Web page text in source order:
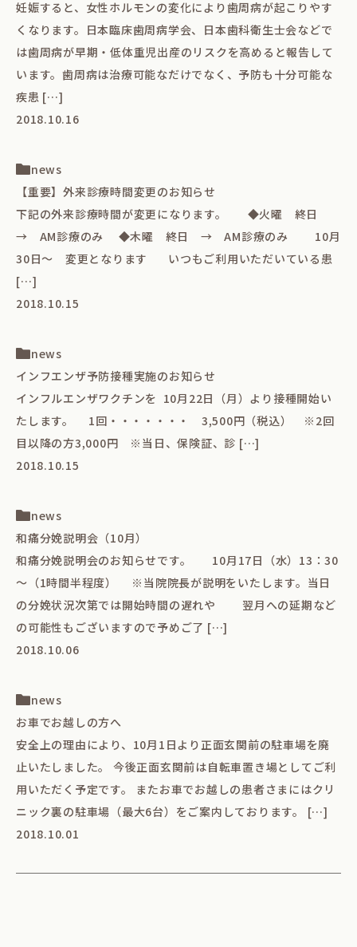
妊娠すると、女性ホルモンの変化により歯周病が起こりやす
くなります。日本臨床歯周病学会、日本歯科衛生士会などで
は歯周病が早期・低体重児出産のリスクを高めると報告して
います。歯周病は治療可能なだけでなく、予防も十分可能な
疾患 […]
2018.10.16
news
【重要】外来診療時間変更のお知らせ
下記の外来診療時間が変更になります。 ◆火曜 終日
→ AM診療のみ ◆木曜 終日 → AM診療のみ 10月
30日～ 変更となります いつもご利用いただいている患
[…]
2018.10.15
news
インフエンザ予防接種実施のお知らせ
インフルエンザワクチンを 10月22日（月）より接種開始い
たします。 1回・・・・・・・ 3,500円（税込） ※2回
目以降の方3,000円 ※当日、保険証、診 […]
2018.10.15
news
和痛分娩説明会（10月）
和痛分娩説明会のお知らせです。 10月17日（水）13：30
～（1時間半程度） ※当院院長が説明をいたします。当日
の分娩状況次第では開始時間の遅れや 翌月への延期など
の可能性もございますので予めご了 […]
2018.10.06
news
お車でお越しの方へ
安全上の理由により、10月1日より正面玄関前の駐車場を廃
止いたしました。 今後正面玄関前は自転車置き場としてご利
用いただく予定です。 またお車でお越しの患者さまにはクリ
ニック裏の駐車場（最大6台）をご案内しております。 […]
2018.10.01